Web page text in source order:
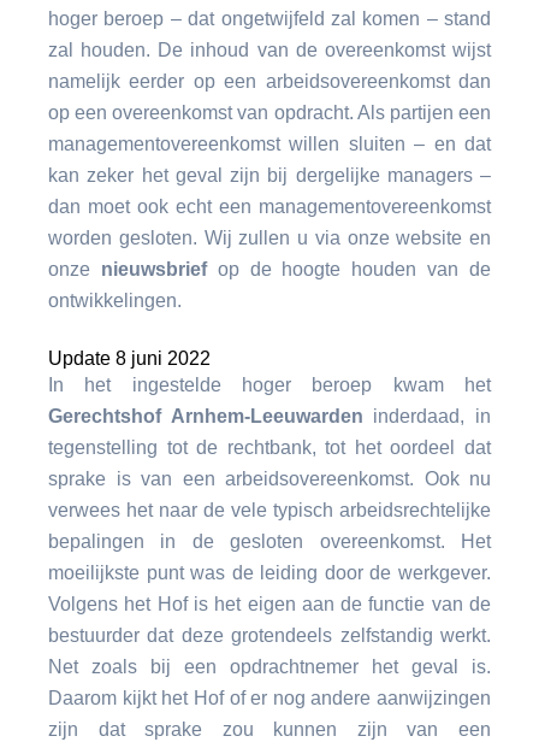
hoger beroep – dat ongetwijfeld zal komen – stand
zal houden. De inhoud van de overeenkomst wijst
namelijk eerder op een arbeidsovereenkomst dan
op een overeenkomst van opdracht. Als partijen een
managementovereenkomst willen sluiten – en dat
kan zeker het geval zijn bij dergelijke managers –
dan moet ook echt een managementovereenkomst
worden gesloten. Wij zullen u via onze website en
onze nieuwsbriefop de hoogte houden van de
ontwikkelingen.
Update 8 juni 2022
In het ingestelde hoger beroep kwam het
Gerechtshof Arnhem-Leeuwarden inderdaad, in
tegenstelling tot de rechtbank, tot het oordeel dat
sprake is van een arbeidsovereenkomst. Ook nu
verwees het naar de vele typisch arbeidsrechtelijke
bepalingen in de gesloten overeenkomst. Het
moeilijkste punt was de leiding door de werkgever.
Volgens het Hof is het eigen aan de functie van de
bestuurder dat deze grotendeels zelfstandig werkt.
Net zoals bij een opdrachtnemer het geval is.
Daarom kijkt het Hof of er nog andere aanwijzingen
zijn dat sprake zou kunnen zijn van een